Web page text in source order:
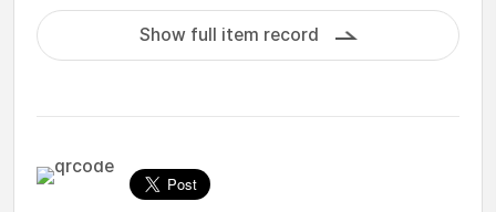
Show full item record